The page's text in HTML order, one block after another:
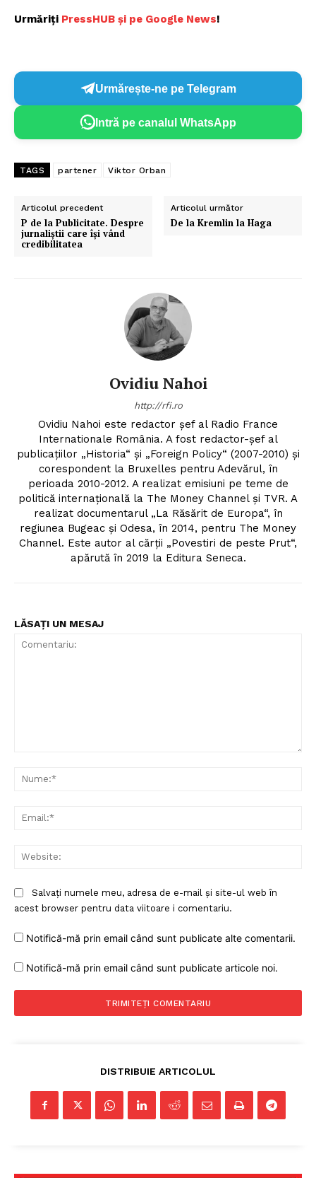
FREEDOM HOUSE ROMÂNIA
Rețea
Urmăriți PressHUB și pe Google News!
Urmărește-ne pe Telegram
Intră pe canalul WhatsApp
TAGS partener Viktor Orban
Articolul precedent
P de la Publicitate. Despre
jurnaliștii care își vând
credibilitatea
Articolul următor
De la Kremlin la Haga
Ovidiu Nahoi
http://rfi.ro
Ovidiu Nahoi este redactor șef al Radio France
Internationale România. A fost redactor-șef al
publicațiilor „Historia“ și „Foreign Policy“ (2007-2010) și
corespondent la Bruxelles pentru Adevărul, în
perioada 2010-2012. A realizat emisiuni pe teme de
politică internațională la The Money Channel și TVR. A
realizat documentarul „La Răsărit de Europa“, în
regiunea Bugeac și Odesa, în 2014, pentru The Money
Channel. Este autor al cărții „Povestiri de peste Prut“,
apărută în 2019 la Editura Seneca.
LĂSAȚI UN MESAJ
Salvați numele meu, adresa de e-mail și site-ul web în
acest browser pentru data viitoare i comentariu.
Notifică-mă prin email când sunt publicate alte comentarii.
Notifică-mă prin email când sunt publicate articole noi.
DISTRIBUIE ARTICOLUL